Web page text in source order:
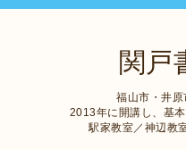
関戸
福山市・井原
2013年に開講し、基
駅家教室／神辺教